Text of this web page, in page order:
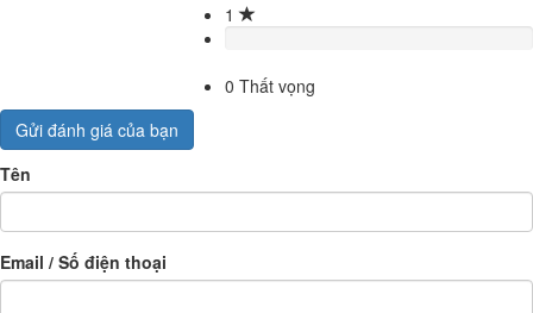
1
0 Thất vọng
Gửi đánh giá của bạn
Tên
Email / Số điện thoại